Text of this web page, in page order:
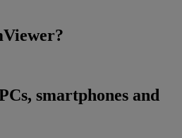
smartphones and